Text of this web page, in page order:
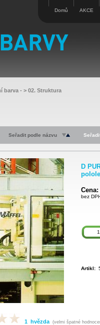
Domů AKCE
barva - > 02. Struktura
Seřadit podle názvu
D
Cena:
bez
Artikl:
1 hvězda (velmi špatné